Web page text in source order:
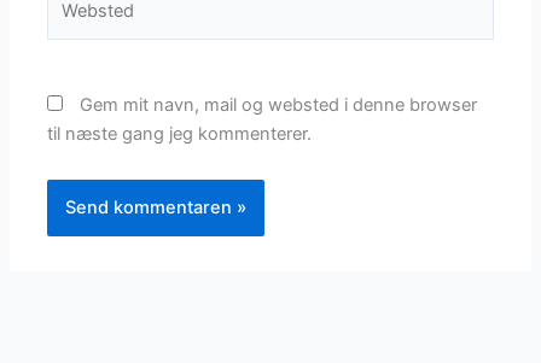
Gem mit navn, mail og websted i denne browser
til næste gang jeg kommenterer.